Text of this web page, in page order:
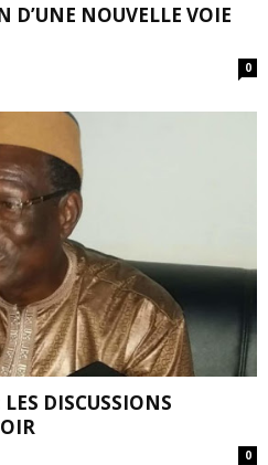
NOUVELLE VOIE
0
DISCUSSIONS
0